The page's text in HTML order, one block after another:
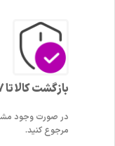
بازگشت کالا تا 7 روز
مرجوع کنید.